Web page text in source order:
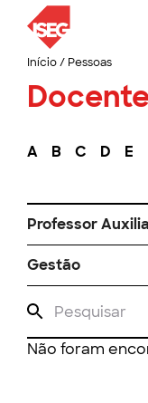
Início/ Pessoas
A B C D E
Professor
Gestão
Não foram